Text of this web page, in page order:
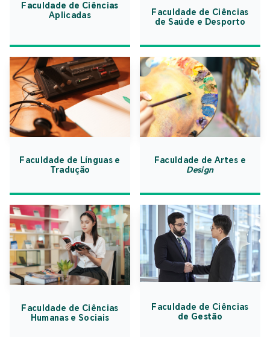
Faculdade de Ciências
Aplicadas
Faculdade de Ciências
de Saúde e Desporto
Faculdade de Línguas e
Tradução
Faculdade de Artes e
Design
Faculdade de Ciências
Humanas e Sociais
Faculdade de Ciências
de Gestão